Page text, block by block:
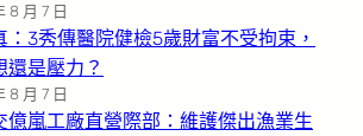
8 月 7 日
：3秀傳醫院健檢5歲財富不受拘束，
還是壓力？
8 月 7 日
億嵐工廠直營際部：維護傑出漁業生